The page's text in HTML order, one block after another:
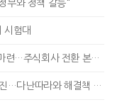
부와 정책 갈등"
시험대
…주식회사 전환 본격화
난따라와 해결책 모색